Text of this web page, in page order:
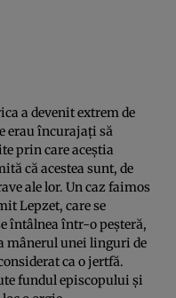
a devenit extrem de
erau încurajaţi să
prin care aceştia
că acestea sunt, de
ale lor. Un caz faimos
Lepzet, care se
întâlnea într-o peşteră,
mânerul unei linguri de
ca o jertfă.
fundul episcopului şi